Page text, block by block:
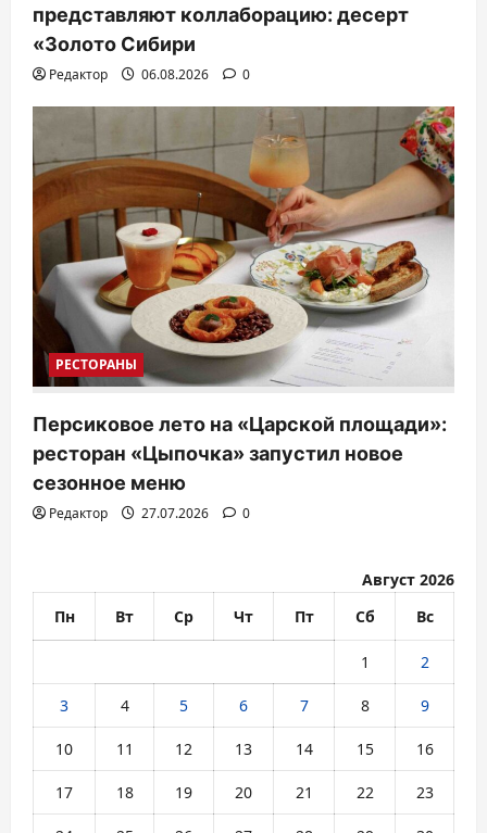
я
м
представляют коллаборацию: десерт
«Золото Сибири
Редактор 06.08.2026 0
РЕСТОРАНЫ
Персиковое лето на «Царской площади»:
ресторан «Цыпочка» запустил новое
сезонное меню
Редактор 27.07.2026 0
Август 2026
Пн
Вт Ср Чт Пт Сб Вс
1 2
3 4 5 6 7 8 9
10 11 12 13 14 15 16
17 18 19 20 21 22 23